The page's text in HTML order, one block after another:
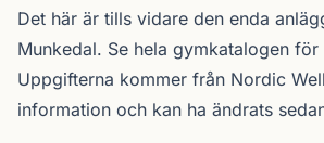
Det här är tills vidare den enda
Munkedal. Se hela gymkatalogen för
Uppgifterna kommer från Nordic
information och kan ha ändrats